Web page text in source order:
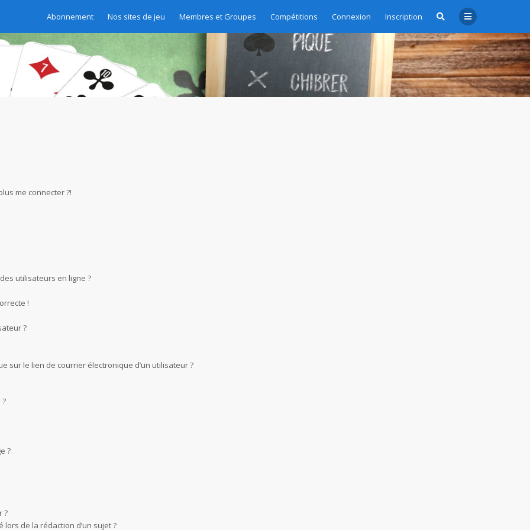
Abonnement Nos sites de jeu Membres et Groupes Compétitions Connexion Inscription
me connecter ?!
utilisateurs en ligne ?
!
?
sur le lien de courrier électronique d’un utilisateur ?
?
?
de la rédaction d’un sujet ?